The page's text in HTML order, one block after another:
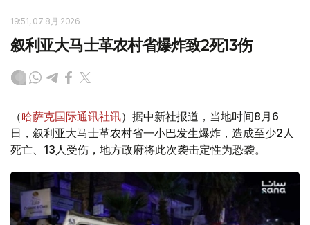
19:51, 07 8月 2026
叙利亚大马士革农村省爆炸致2死13伤
（哈萨克国际通讯社讯）据中新社报道，当地时间8月6
日，叙利亚大马士革农村省一小巴发生爆炸，造成至少2人
死亡、13人受伤，地方政府将此次袭击定性为恐袭。